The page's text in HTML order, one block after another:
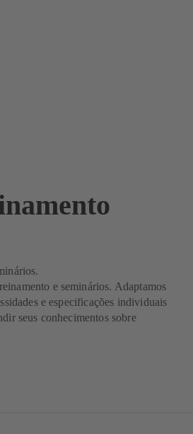
e seminários. Adaptamos
e especificações individuais
seus conhecimentos sobre